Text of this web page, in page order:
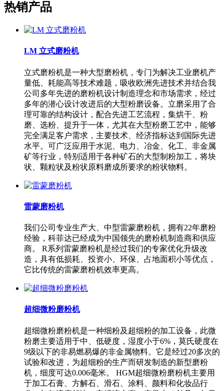
热销产品
LM 立式磨粉机
立式磨粉机是一种大型磨粉机，专门为解决工业磨机产
量低、耗能高等技术难题，吸收欧洲先进技术并结合我
公司多年先进的磨粉机设计制造理念和市场需求，经过
多年的潜心设计改进后的大型粉磨设备。立磨采用了合
理可靠的结构设计，配合先进工艺流程，集烘干、粉
磨、选粉、提升于一体，尤其在大型粉磨工艺中，能够
完全满足客户需求，主要技术、经济指标达到国际先进
水平。可广泛应用于水泥、电力、冶金、化工、非金属
矿等行业，特别适用于各种矿石的大型制粉加工，将块
状、颗粒状及粉状原料磨成所要求的粉状物料。
雷蒙磨粉机
我们公司专业生产大、中型雷蒙磨粉机，拥有22年磨粉
经验，科菲达已经成为中国领先的磨粉机制造商和供应
商。 R系列雷蒙磨粉机是经过我们的专家优化升级改
造，具有低损耗、投资小、环保、占地面积小等优点，
它比传统的雷蒙磨粉机效率更高。
超细微粉磨粉机
超细微粉磨粉机是一种细粉及超细粉的加工设备，此微
粉磨主要适用于中、低硬度，湿度小于6%，莫氏硬度在
9级以下的非易燃易爆的非金属物料。它是经过20多次的
试验和改进，为超细粉的生产而研发制造的新型磨粉
机，细度可达0.006毫米。 HGM超细微粉磨粉机主要用
于加工石膏、方解石、滑石、涂料、颜料和化妆品行